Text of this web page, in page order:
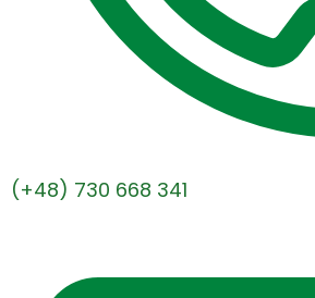
(+48) 730 668 341